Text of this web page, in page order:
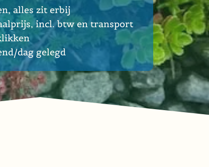
alles zit erbij
incl. btw en transport
dag gelegd